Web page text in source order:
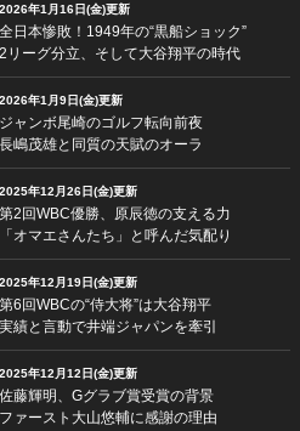
2026年1月16日(金)更新
全日本惨敗！1949年の“黒船ショック”
2リーグ分立、そして大谷翔平の時代
2026年1月9日(金)更新
ジャンボ尾崎のゴルフ転向前夜
長嶋茂雄と同質の天賦のオーラ
2025年12月26日(金)更新
第2回WBC優勝、原辰徳の支える力
「オマエさんたち」と呼んだ気配り
2025年12月19日(金)更新
第6回WBCの“侍大将”は大谷翔平
実績と言動で井端ジャパンを牽引
2025年12月12日(金)更新
佐藤輝明、Gグラブ賞受賞の背景
ファースト大山悠輔に感謝の理由